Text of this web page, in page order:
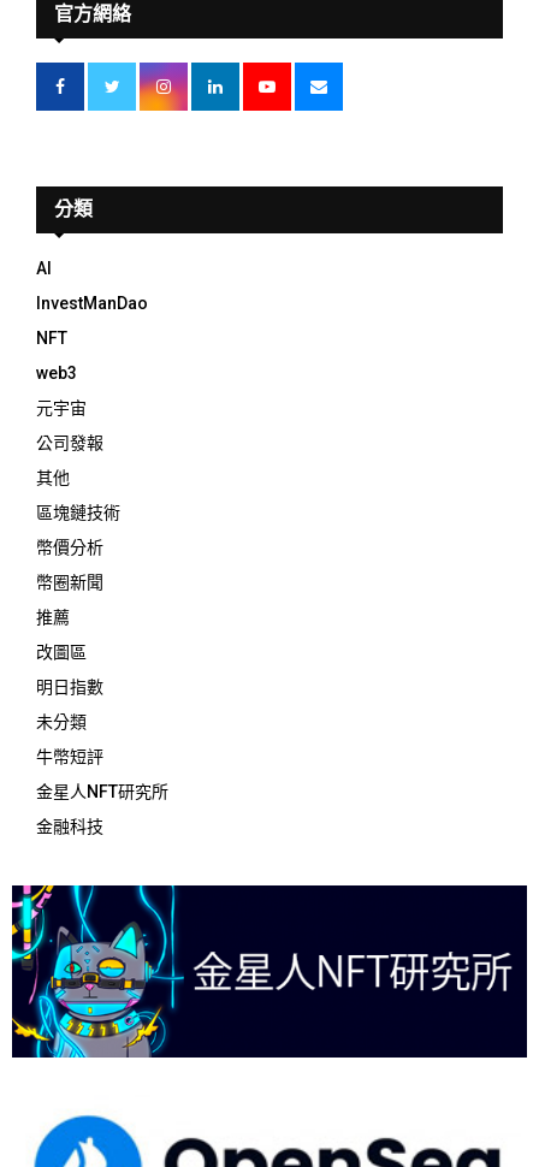
官方網絡
分類
AI
InvestManDao
NFT
web3
元宇宙
公司發報
其他
區塊鏈技術
幣價分析
幣圈新聞
推薦
改圖區
明日指數
未分類
牛幣短評
金星人NFT研究所
金融科技